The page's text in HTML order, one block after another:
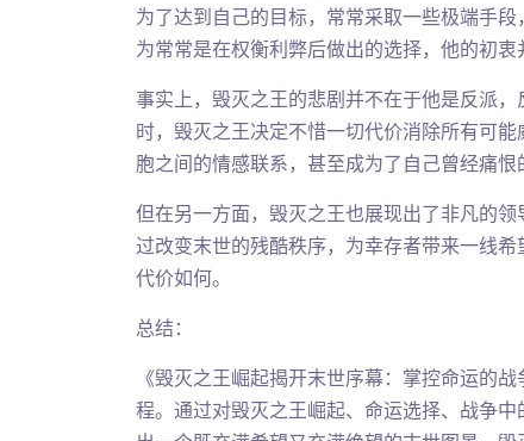
为了达到自己的目标，常常采取一些极端手
为常常是在权衡利弊后做出的选择，他的初
事实上，毁灭之王的悲剧并不在于他是反派
时，毁灭之王决定不惜一切代价消除所有可
胞之间的情感联系，甚至成为了自己曾经痛恨
但在另一方面，毁灭之王也展现出了非凡的
过改变末世的残酷秩序，为幸存者带来一线
代价如何。
总结：
《毁灭之王崛起揭开末世序幕：掌控命运的
程。通过对毁灭之王崛起、命运选择、战争